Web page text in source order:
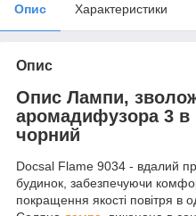
Опис Характеристики
Опис
Опис Лампи,
аромадифузора 3 в
чорний
Docsal Flame 9034 - вдалий
будинок, забезпечуючи
покращення якості повітря в